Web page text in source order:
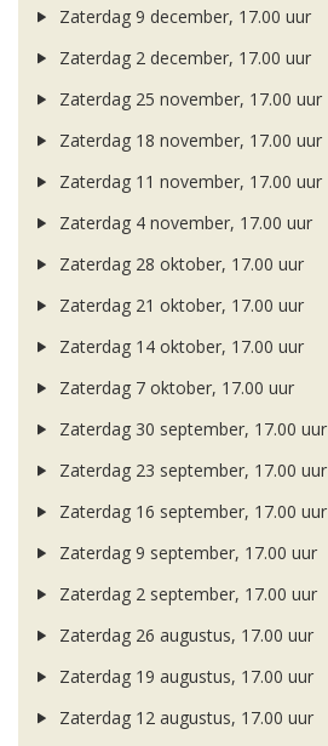
Zaterdag 9 december, 17.00 uur
Zaterdag 2 december, 17.00 uur
Zaterdag 25 november, 17.00 uur
Zaterdag 18 november, 17.00 uur
Zaterdag 11 november, 17.00 uur
Zaterdag 4 november, 17.00 uur
Zaterdag 28 oktober, 17.00 uur
Zaterdag 21 oktober, 17.00 uur
Zaterdag 14 oktober, 17.00 uur
Zaterdag 7 oktober, 17.00 uur
Zaterdag 30 september, 17.00 uur
Zaterdag 23 september, 17.00 uur
Zaterdag 16 september, 17.00 uur
Zaterdag 9 september, 17.00 uur
Zaterdag 2 september, 17.00 uur
Zaterdag 26 augustus, 17.00 uur
Zaterdag 19 augustus, 17.00 uur
Zaterdag 12 augustus, 17.00 uur